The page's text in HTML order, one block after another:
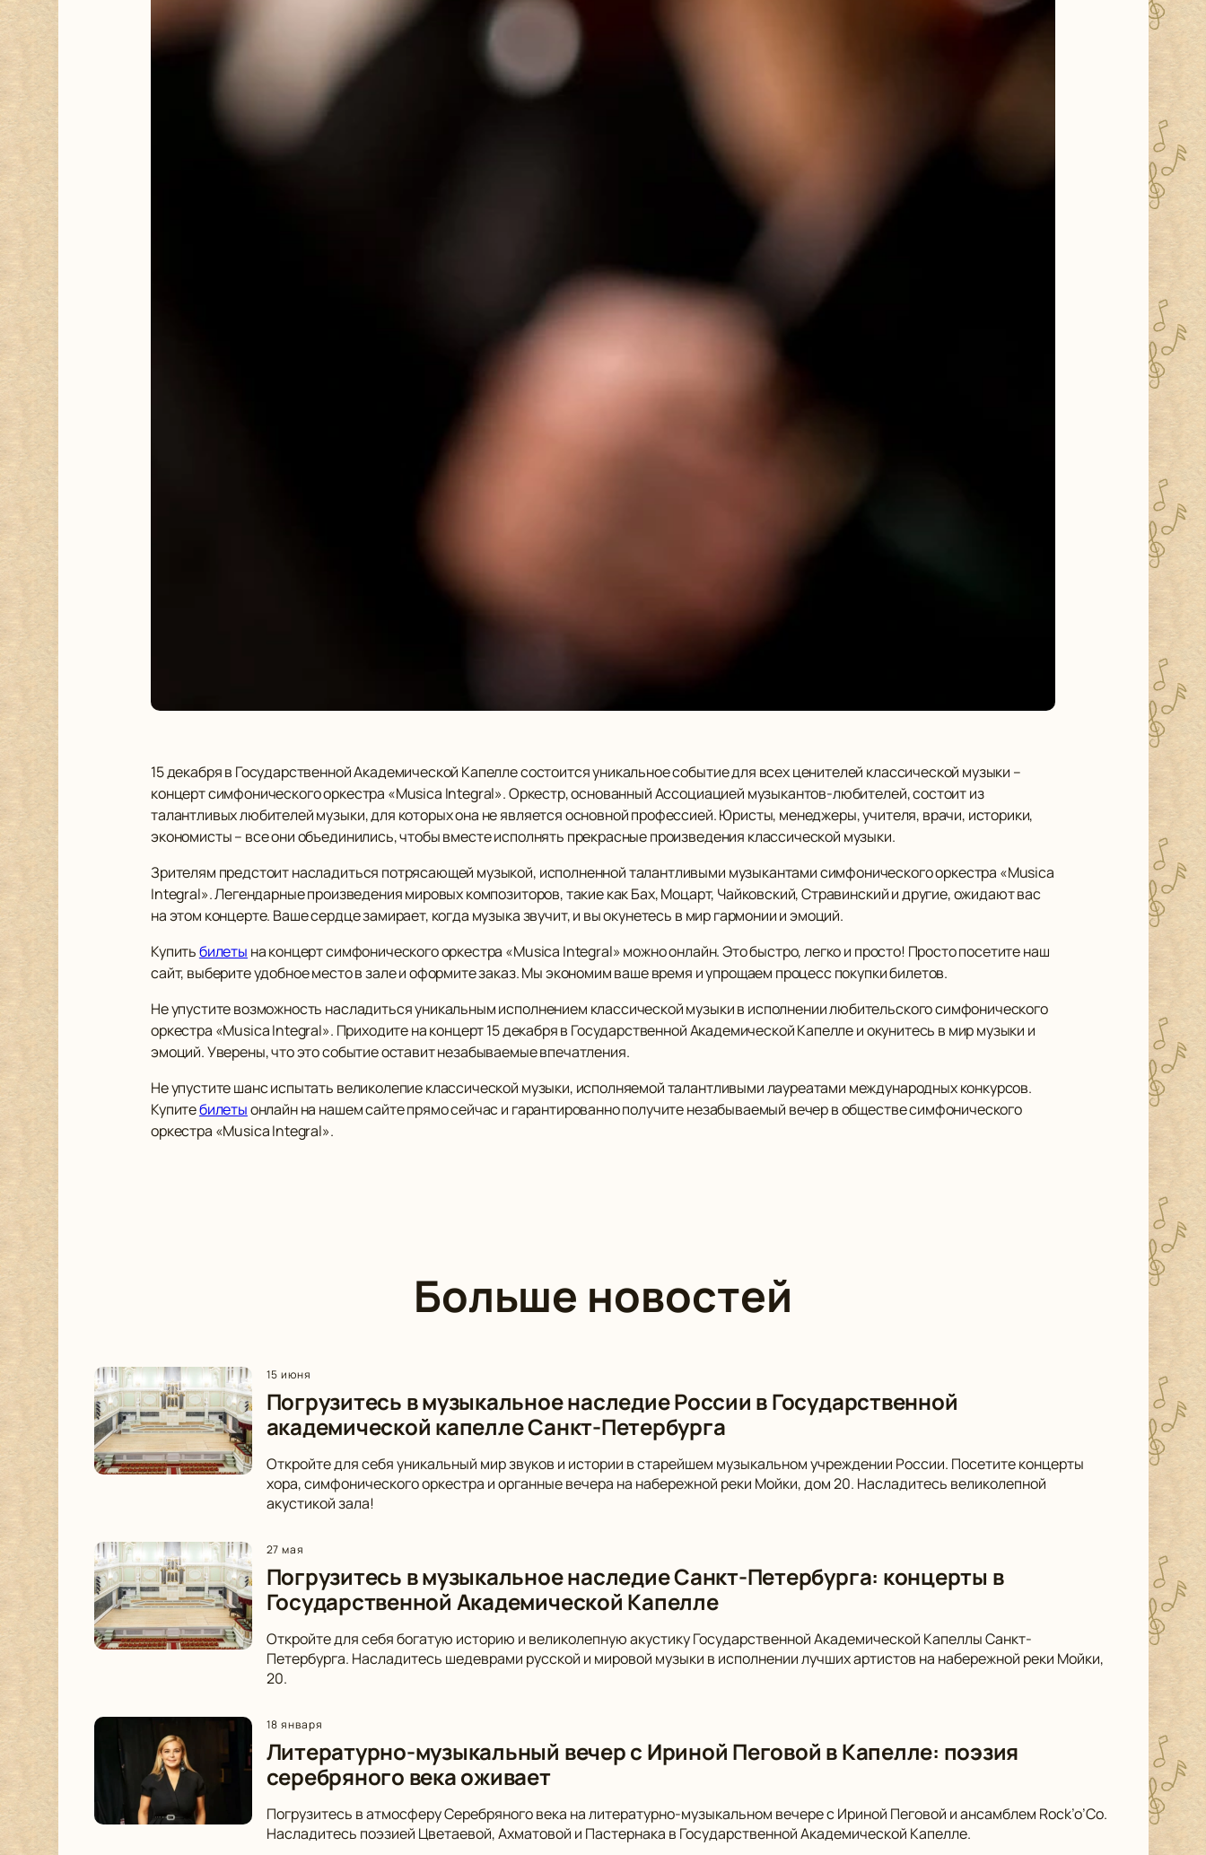
15 декабря в Государственной Академической Капелле состоится уникальное событие для всех ценителей классической музыки –
концерт симфонического оркестра «Musica Integral». Оркестр, основанный Ассоциацией музыкантов-любителей, состоит из
талантливых любителей музыки, для которых она не является основной профессией. Юристы, менеджеры, учителя, врачи, историки,
экономисты – все они объединились, чтобы вместе исполнять прекрасные произведения классической музыки.
Зрителям предстоит насладиться потрясающей музыкой, исполненной талантливыми музыкантами симфонического оркестра «Musica
Integral». Легендарные произведения мировых композиторов, такие как Бах, Моцарт, Чайковский, Стравинский и другие, ожидают вас
на этом концерте. Ваше сердце замирает, когда музыка звучит, и вы окунетесь в мир гармонии и эмоций.
Купитьбилеты на концерт симфонического оркестра «Musica Integral» можно онлайн. Это быстро, легко и просто! Просто посетите наш
сайт, выберите удобное место в зале и оформите заказ. Мы экономим ваше время и упрощаем процесс покупки билетов.
Не упустите возможность насладиться уникальным исполнением классической музыки в исполнении любительского симфонического
оркестра «Musica Integral». Приходите на концерт 15 декабря в Государственной Академической Капелле и окунитесь в мир музыки и
эмоций. Уверены, что это событие оставит незабываемые впечатления.
Не упустите шанс испытать великолепие классической музыки, исполняемой талантливыми лауреатами международных конкурсов.
Купитебилетыонлайн на нашем сайте прямо сейчас и гарантированно получите незабываемый вечер в обществе симфонического
оркестра «Musica Integral».
Больше новостей
15 июня
Погрузитесь в музыкальное наследие России в Государственной
академической капелле Санкт-Петербурга
Откройте для себя уникальный мир звуков и истории в старейшем музыкальном учреждении России. Посетите концерты
хора, симфонического оркестра и органные вечера на набережной реки Мойки, дом 20. Насладитесь великолепной
акустикой зала!
27 мая
Погрузитесь в музыкальное наследие Санкт-Петербурга: концерты в
Государственной Академической Капелле
Откройте для себя богатую историю и великолепную акустику Государственной Академической Капеллы Санкт-
Петербурга. Насладитесь шедеврами русской и мировой музыки в исполнении лучших артистов на набережной реки Мойки,
20.
18 января
Литературно-музыкальный вечер с Ириной Пеговой в Капелле: поэзия
серебряного века оживает
Погрузитесь в атмосферу Серебряного века на литературно-музыкальном вечере с Ириной Пеговой и ансамблем Rock’o’Co.
Насладитесь поэзией Цветаевой, Ахматовой и Пастернака в Государственной Академической Капелле.